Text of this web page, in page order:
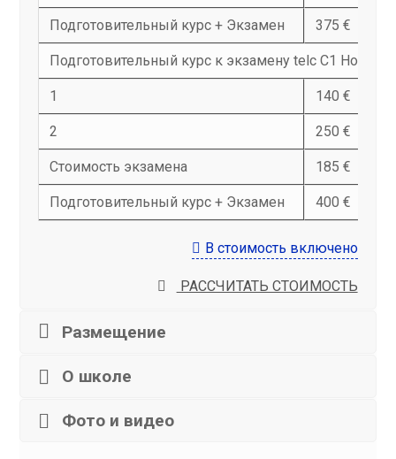
Подготовительный курс + Экзамен 375 €
Подготовительный курс к экзамену telc C1
1 140 €
2 250 €
Стоимость экзамена 185 €
Подготовительный курс + Экзамен 400 €
В стоимость включено
РАССЧИТАТЬ СТОИМОСТЬ
Размещение
О школе
Фото и видео